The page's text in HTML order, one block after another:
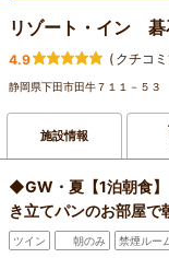
リゾート・イン 碁
4.9 ( クチコ
静岡県下田市田牛７１１－５３
施設情報
◆GW・夏【1泊朝食
き立てパンのお部屋
ツイン 朝のみ 禁煙ルー